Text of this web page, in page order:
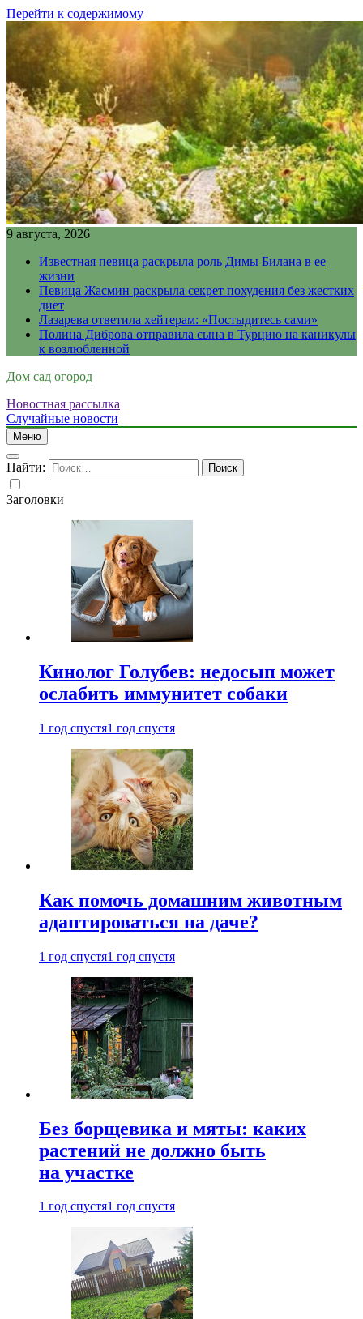
Перейти к содержимому
9 августа, 2026
Известная певица раскрыла роль Димы Билана в ее
жизни
Певица Жасмин раскрыла секрет похудения без жестких
диет
Лазарева ответила хейтерам: «Постыдитесь сами»
Полина Диброва отправила сына в Турцию на каникулы
к возлюбленной
Дом сад огород
Новостная рассылка
Случайные новости
Меню
Найти:
Заголовки
Кинолог Голубев: недосып может
ослабить иммунитет собаки
1 год спустя1 год спустя
Как помочь домашним животным
адаптироваться на даче?
1 год спустя1 год спустя
Без борщевика и мяты: каких
растений не должно быть
на участке
1 год спустя1 год спустя